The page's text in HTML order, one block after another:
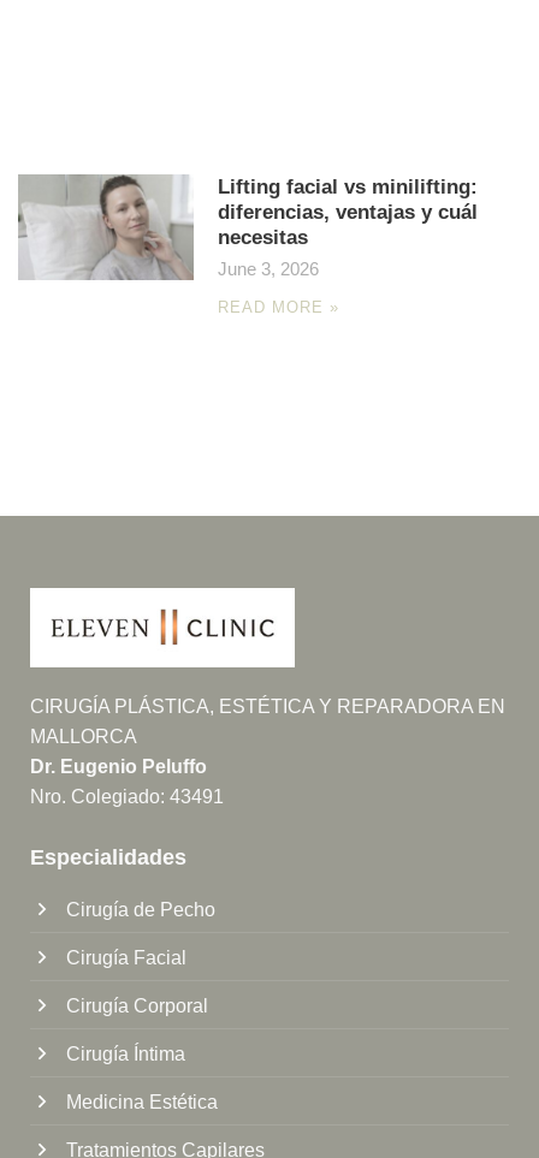
Lifting facial vs minilifting:
diferencias, ventajas y cuál
necesitas
June 3, 2026
READ MORE »
CIRUGÍA PLÁSTICA, ESTÉTICA Y REPARADORA EN
MALLORCA
Dr. Eugenio Peluffo
Nro. Colegiado: 43491
Especialidades
Cirugía de Pecho
Cirugía Facial
Cirugía Corporal
Cirugía Íntima
Medicina Estética
Tratamientos Capilares